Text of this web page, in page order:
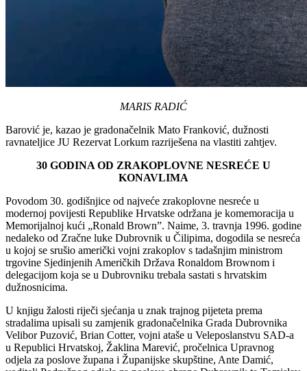
MARIS RADIĆ
Barović je, kazao je gradonačelnik Mato Franković, dužnosti
ravnateljice JU Rezervat Lorkum razriješena na vlastiti zahtjev.
30 GODINA OD ZRAKOPLOVNE NESREĆE U
KONAVLIMA
Povodom 30. godišnjice od najveće zrakoplovne nesreće u
modernoj povijesti Republike Hrvatske održana je komemoracija u
Memorijalnoj kući „Ronald Brown”. Naime, 3. travnja 1996. godine
nedaleko od Zračne luke Dubrovnik u Čilipima, dogodila se nesreća
u kojoj se srušio američki vojni zrakoplov s tadašnjim ministrom
trgovine Sjedinjenih Američkih Država Ronaldom Brownom i
delegacijom koja se u Dubrovniku trebala sastati s hrvatskim
dužnosnicima.
U knjigu žalosti riječi sjećanja u znak trajnog pijeteta prema
stradalima upisali su zamjenik gradonačelnika Grada Dubrovnika
Velibor Puzović, Brian Cotter, vojni ataše u Veleposlanstvu SAD-a
u Republici Hrvatskoj, Žaklina Marević, pročelnica Upravnog
odjela za poslove župana i Županijske skupštine, Ante Damić,